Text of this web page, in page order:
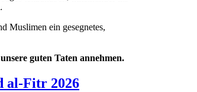
Muslimen ein gesegnetes,
guten Taten annehmen.
al-Fitr 2026